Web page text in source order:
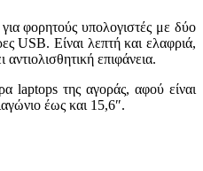
φορητούς υπολογιστές με δύο
USB. Είναι λεπτή και ελαφριά,
επιφάνεια.
laptops της αγοράς, αφού είναι
έως και 15,6″.